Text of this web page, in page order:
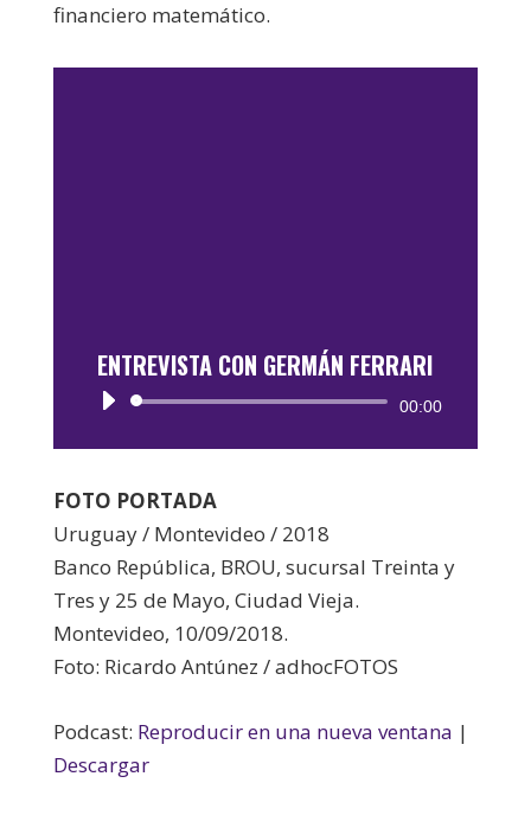
financiero matemático.
ENTREVISTA CON GERMÁN FERRARI
Reproductor
00:00
FOTO PORTADA
Uruguay / Montevideo / 2018
Banco República, BROU, sucursal Treinta y
Tres y 25 de Mayo, Ciudad Vieja.
Montevideo, 10/09/2018.
Foto: Ricardo Antúnez / adhocFOTOS
Podcast: Reproducir en una nueva ventana |
Descargar